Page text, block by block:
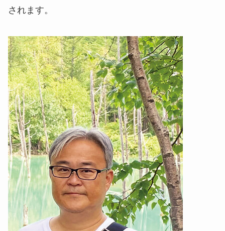
されます。